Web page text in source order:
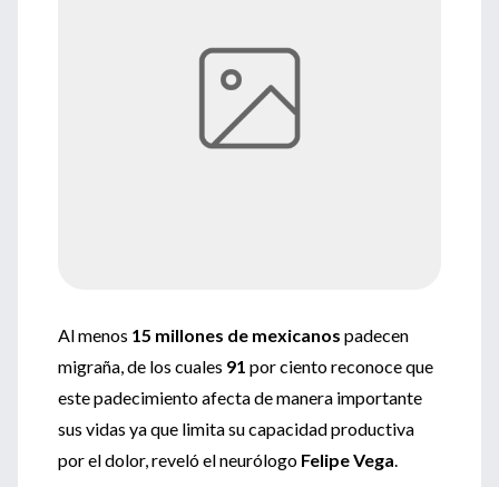
Al menos 15 millones de mexicanos padecen
migraña, de los cuales 91 por ciento reconoce que
este padecimiento afecta de manera importante
sus vidas ya que limita su capacidad productiva
por el dolor, reveló el neurólogo Felipe Vega.